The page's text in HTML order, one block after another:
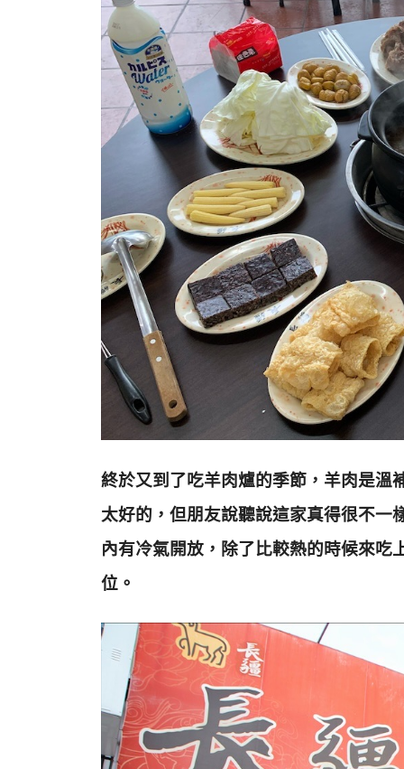
終於又到了吃羊肉爐的季節，羊肉是溫
太好的，但朋友說聽說這家真得很不一
內有冷氣開放，除了比較熱的時候來吃
位。